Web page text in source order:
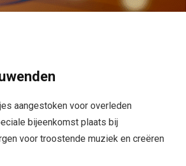
aangestoken voor overleden
bijeenkomst plaats bij
voor troostende muziek en creëren